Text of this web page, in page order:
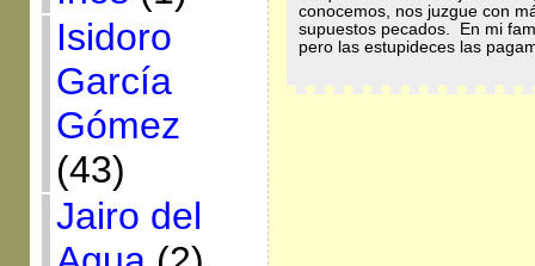
Isidoro
García
Gómez
(43)
Jairo del
conocemos, nos juzgue con
supuestos pecados. En mi
pero las estupideces las